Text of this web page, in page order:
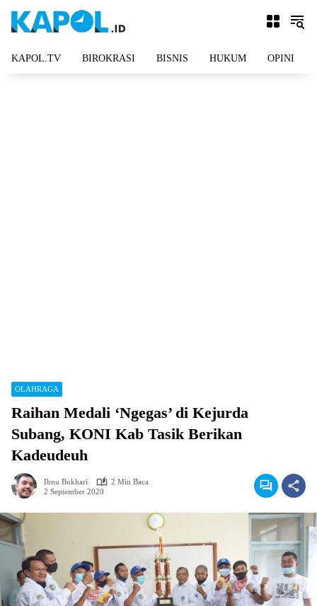
KAPOL.TV BIROKRASI BISNIS HUKUM OPINI
OLAHRAGA
Raihan Medali ‘Ngegas’ di Kejurda
Subang, KONI Kab Tasik Berikan
Kadeudeuh
Ibnu Bukhari
2 Min Baca
2 September 2020